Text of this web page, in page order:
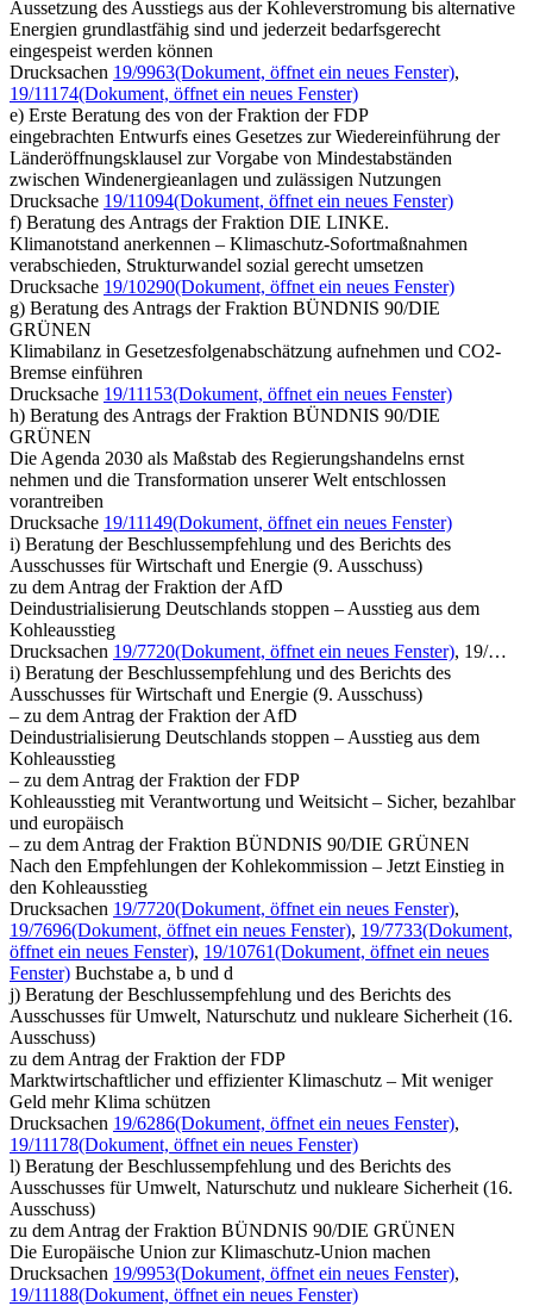
Aussetzung des Ausstiegs aus der Kohleverstromung bis alternative
Energien grundlastfähig sind und jederzeit bedarfsgerecht
eingespeist werden können
Drucksachen 19/9963(Dokument, öffnet ein neues Fenster),
19/11174(Dokument, öffnet ein neues Fenster)
e) Erste Beratung des von der Fraktion der FDP
eingebrachten Entwurfs eines Gesetzes zur Wiedereinführung der
Länderöffnungsklausel zur Vorgabe von Mindestabständen
zwischen Windenergieanlagen und zulässigen Nutzungen
Drucksache 19/11094(Dokument, öffnet ein neues Fenster)
f) Beratung des Antrags der Fraktion DIE LINKE.
Klimanotstand anerkennen – Klimaschutz-Sofortmaßnahmen
verabschieden, Strukturwandel sozial gerecht umsetzen
Drucksache 19/10290(Dokument, öffnet ein neues Fenster)
g) Beratung des Antrags der Fraktion BÜNDNIS 90/DIE
GRÜNEN
Klimabilanz in Gesetzesfolgenabschätzung aufnehmen und CO2-
Bremse einführen
Drucksache 19/11153(Dokument, öffnet ein neues Fenster)
h) Beratung des Antrags der Fraktion BÜNDNIS 90/DIE
GRÜNEN
Die Agenda 2030 als Maßstab des Regierungshandelns ernst
nehmen und die Transformation unserer Welt entschlossen
vorantreiben
Drucksache 19/11149(Dokument, öffnet ein neues Fenster)
i) Beratung der Beschlussempfehlung und des Berichts des
Ausschusses für Wirtschaft und Energie (9. Ausschuss)
zu dem Antrag der Fraktion der AfD
Deindustrialisierung Deutschlands stoppen – Ausstieg aus dem
Kohleausstieg
Drucksachen 19/7720(Dokument, öffnet ein neues Fenster), 19/…
i) Beratung der Beschlussempfehlung und des Berichts des
Ausschusses für Wirtschaft und Energie (9. Ausschuss)
– zu dem Antrag der Fraktion der AfD
Deindustrialisierung Deutschlands stoppen – Ausstieg aus dem
Kohleausstieg
– zu dem Antrag der Fraktion der FDP
Kohleausstieg mit Verantwortung und Weitsicht – Sicher, bezahlbar
und europäisch
– zu dem Antrag der Fraktion BÜNDNIS 90/DIE GRÜNEN
Nach den Empfehlungen der Kohlekommission – Jetzt Einstieg in
den Kohleausstieg
Drucksachen 19/7720(Dokument, öffnet ein neues Fenster),
19/7696(Dokument, öffnet ein neues Fenster), 19/7733(Dokument,
öffnet ein neues Fenster), 19/10761(Dokument, öffnet ein neues
Fenster) Buchstabe a, b und d
j) Beratung der Beschlussempfehlung und des Berichts des
Ausschusses für Umwelt, Naturschutz und nukleare Sicherheit (16.
Ausschuss)
zu dem Antrag der Fraktion der FDP
Marktwirtschaftlicher und effizienter Klimaschutz – Mit weniger
Geld mehr Klima schützen
Drucksachen 19/6286(Dokument, öffnet ein neues Fenster),
19/11178(Dokument, öffnet ein neues Fenster)
l) Beratung der Beschlussempfehlung und des Berichts des
Ausschusses für Umwelt, Naturschutz und nukleare Sicherheit (16.
Ausschuss)
zu dem Antrag der Fraktion BÜNDNIS 90/DIE GRÜNEN
Die Europäische Union zur Klimaschutz-Union machen
Drucksachen 19/9953(Dokument, öffnet ein neues Fenster),
19/11188(Dokument, öffnet ein neues Fenster)